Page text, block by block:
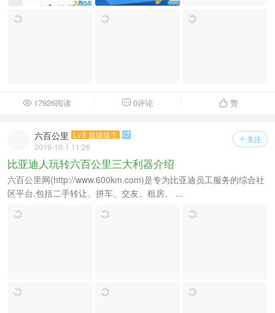
 17926阅读  0评论  赞
 关注
六百公里 Lv.8 超级版主 
2019-10-1 11:26
比亚迪人玩转六百公里三大利器介绍
六百公里网(http://www.600km.com)是专为比亚迪员工服务的综合社
区平台,包括二手转让、拼车、交友、租房、 ...